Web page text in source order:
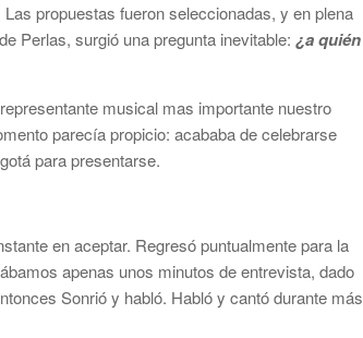
propuestas fueron seleccionadas, y en plena
Perlas, surgió una pregunta inevitable: ¿a quién
musical mas importante nuestro
parecía propicio: acababa de celebrarse
para presentarse.
en aceptar. Regresó puntualmente para la
apenas unos minutos de entrevista, dado
Sonrió y habló. Habló y cantó durante más